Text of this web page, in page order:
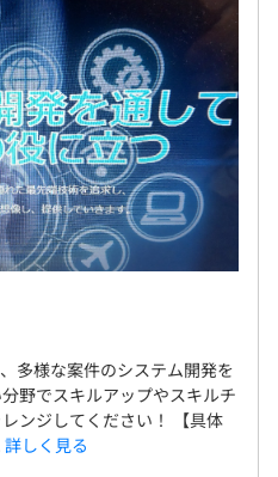
多様な案件のシステム開発を
野でスキルアップやスキルチ
ンジしてください！ 【具体
詳しく見る